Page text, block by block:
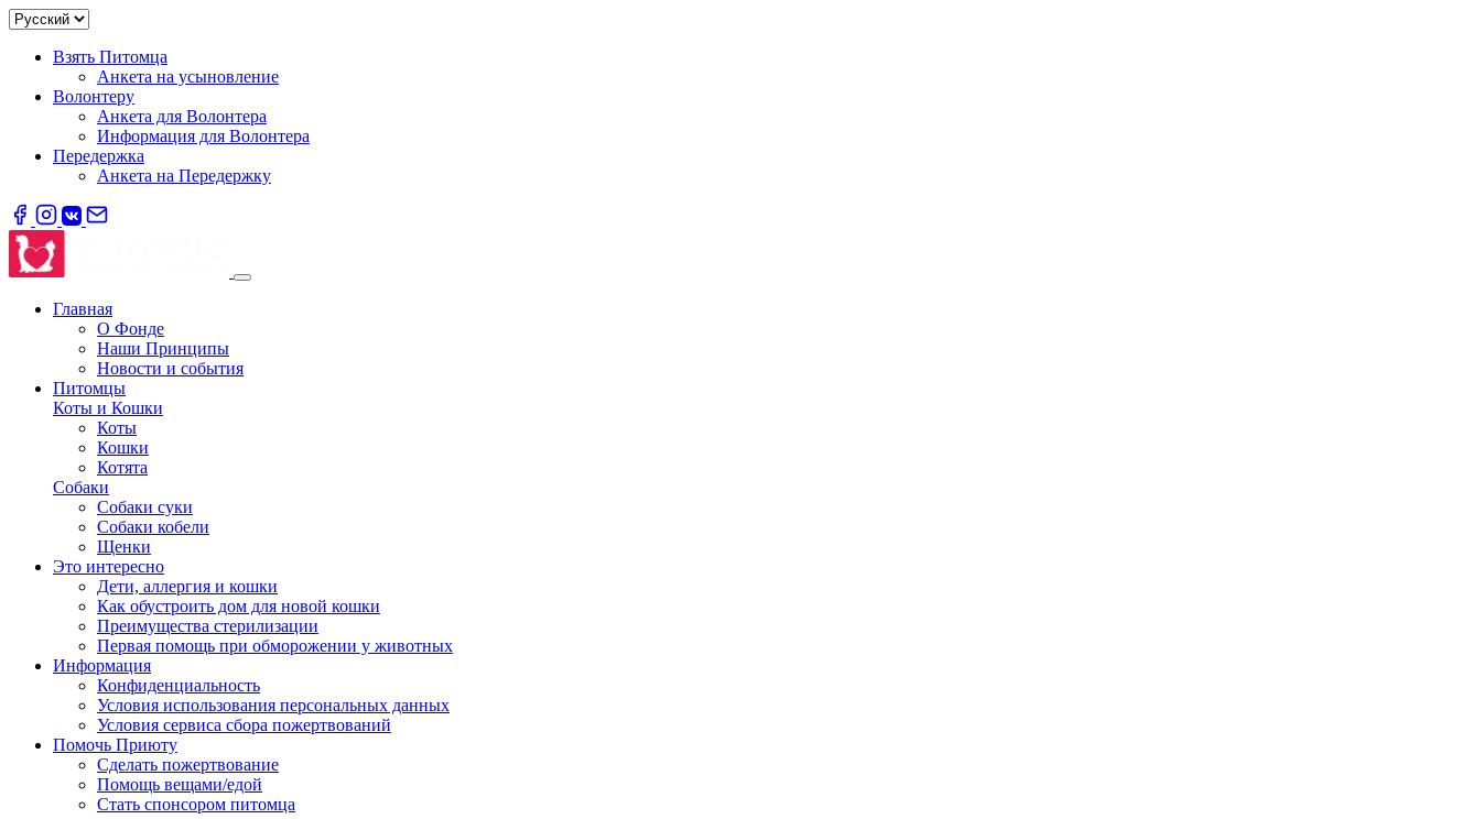
Взять Питомца
Анкета на усыновление
Волонтеру
Анкета для Волонтера
Информация для Волонтера
Передержка
Анкета на Передержку
Главная
О Фонде
Наши Принципы
Новости и события
Питомцы
Коты и Кошки
Коты
Кошки
Котята
Собаки
Собаки суки
Собаки кобели
Щенки
Это интересно
Дети, аллергия и кошки
Как обустроить дом для новой кошки
Преимущества стерилизации
Первая помощь при обморожении у животных
Информация
Конфиденциальность
Условия использования персональных данных
Условия сервиса сбора пожертвований
Помочь Приюту
Сделать пожертвование
Помощь вещами/едой
Стать спонсором питомца